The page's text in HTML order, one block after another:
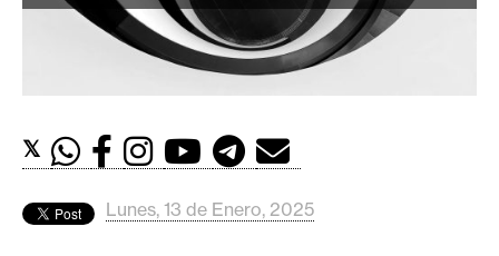
r
s
𝕏
Lunes, 13 de Enero, 2025